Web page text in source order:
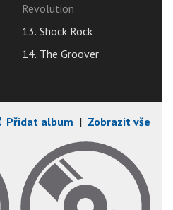
Revolution
13. Shock Rock
14. The Groover
Přidat album | Zobrazit vše